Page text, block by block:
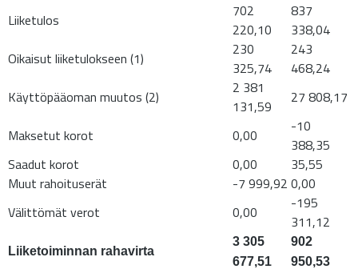
Liiketulos
702
220,10
837
338,04
Oikaisut liiketulokseen (1)
230
325,74
243
468,24
Käyttöpääoman muutos (2)
2 381
131,59
27 808,17
Maksetut korot
0,00
-10
388,35
Saadut korot
0,00
35,55
Muut rahoituserät
-7 999,92 0,00
Välittömät verot
0,00
-195
311,12
Liiketoiminnan rahavirta
3 305
677,51
902
950,53